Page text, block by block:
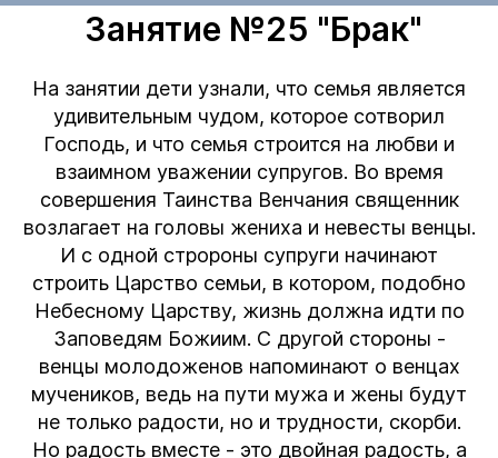
Занятие №25 "Брак"
На занятии дети узнали, что семья является
удивительным чудом, которое сотворил
Господь, и что семья строится на любви и
взаимном уважении супругов. Во время
совершения Таинства Венчания священник
возлагает на головы жениха и невесты венцы.
И с одной стророны супруги начинают
строить Царство семьи, в котором, подобно
Небесному Царству, жизнь должна идти по
Заповедям Божиим. С другой стороны -
венцы молодоженов напоминают о венцах
мучеников, ведь на пути мужа и жены будут
не только радости, но и трудности, скорби.
Но радость вместе - это двойная радость, а